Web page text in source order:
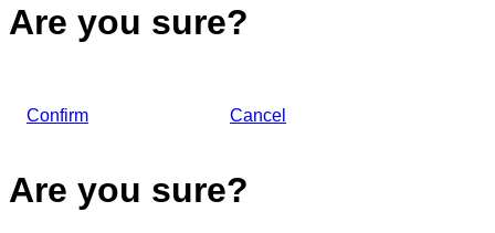
Are you sure?
Confirm Cancel
Are you sure?